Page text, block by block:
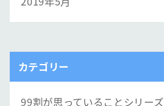
カテゴリー
99割が思っていることシリーズ